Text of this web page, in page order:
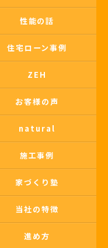
性能の話
住宅ローン事例
ZEH
お客様の声
natural
施工事例
家づくり塾
当社の特徴
進め方